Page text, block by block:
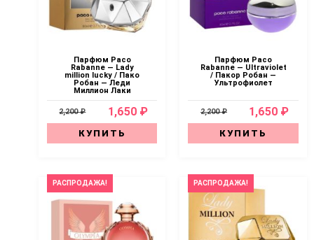
Парфюм Paco
Rabanne — Lady
million lucky / Пако
Робан — Леди
Миллион Лаки
2,200 ₽ 1,650 ₽
КУПИТЬ
Парфюм Paco
Rabanne — Ultraviolet
/ Пакор Робан —
Ультрофиолет
2,200 ₽ 1,650 ₽
КУПИТЬ
РАСПРОДАЖА! РАСПРОДАЖА!